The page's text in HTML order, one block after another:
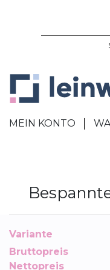
MEIN KONTO
Variante
Bruttopreis
Nettopreis